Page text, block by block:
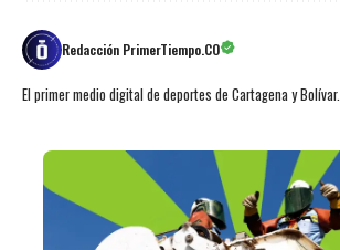
Redacción PrimerTiempo.CO
El primer medio digital de deportes de Cartagena y Bolívar.